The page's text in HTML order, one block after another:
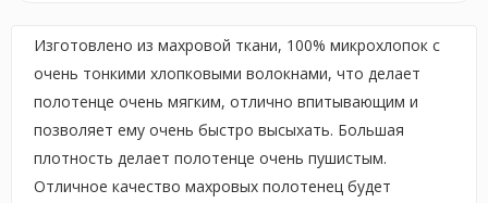
Изготовлено из махровой ткани, 100% микрохлопок с
очень тонкими хлопковыми волокнами, что делает
полотенце очень мягким, отлично впитывающим и
позволяет ему очень быстро высыхать. Большая
плотность делает полотенце очень пушистым.
Отличное качество махровых полотенец будет